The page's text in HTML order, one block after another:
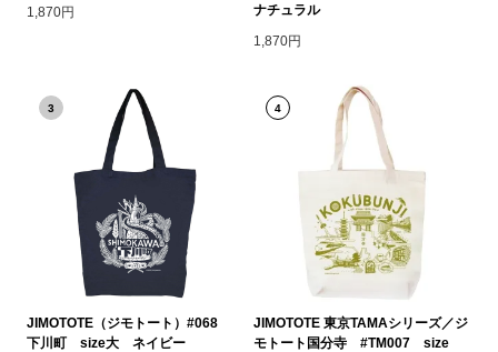
1,870円
ナチュラル
1,870円
3
JIMOTOTE（ジモトート）#068
下川町 size大 ネイビー
4
JIMOTOTE 東京TAMAシリーズ／ジ
モトート国分寺 #TM007 size